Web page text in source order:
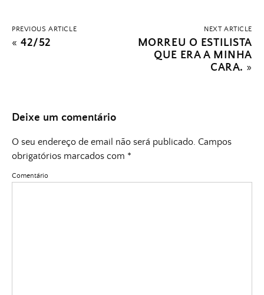
PREVIOUS ARTICLE
«42/52
NEXT ARTICLE
MORREU O ESTILISTA
QUE ERA A MINHA
CARA. »
Deixe um comentário
O seu endereço de email não será publicado. Campos
obrigatórios marcados com *
Comentário